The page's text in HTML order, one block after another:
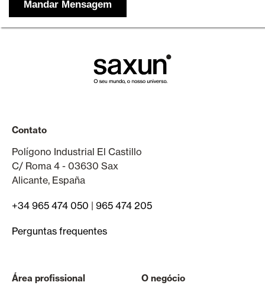
Contato
Polígono Industrial El Castillo
C/ Roma 4 - 03630 Sax
Alicante, España
+34 965 474 050 | 965 474 205
Perguntas frequentes
Área profissional O negócio